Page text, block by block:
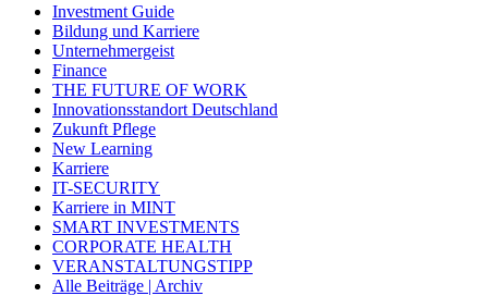
Investment Guide
Bildung und Karriere
Unternehmergeist
Finance
THE FUTURE OF WORK
Innovationsstandort Deutschland
Zukunft Pflege
New Learning
Karriere
IT-SECURITY
Karriere in MINT
SMART INVESTMENTS
CORPORATE HEALTH
VERANSTALTUNGSTIPP
Alle Beiträge | Archiv